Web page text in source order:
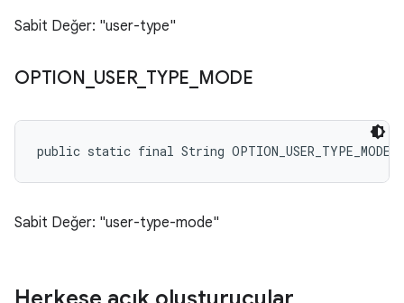
Sabit Değer: "user-type"
OPTION USER_ TYPE MODE
public static final String OPTION_USER_TYPE_MODE
Sabit Değer: "user-type-mode"